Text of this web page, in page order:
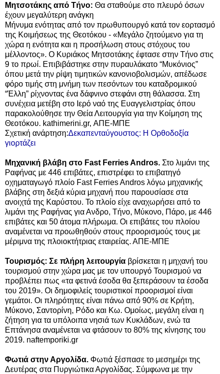
Μητσοτάκης από Τήνο: Θα σταθούμε στο πλευρό όσων
έχουν μεγαλύτερη ανάγκη
Μήνυμα ενότητας από τον πρωθυπουργό κατά τον εορτασμό
της Κοιμήσεως της Θεοτόκου - «Μεγάλο ζητούμενο για τη
χώρα η ενότητα και η προσήλωση στους στόχους του
μέλλοντος». Ο Κυριάκος Μητσοτάκης έφτασε στην Τήνο στις
9 το πρωί. Επιβιβάστηκε στην πυραυλάκατο “Μυκόνιος”
όπου μετά την ρίψη τιμητικών κανονιοβολισμών, απέδωσε
φόρο τιμής στη μνήμη των πεσόντων του καταδρομικού
“Έλλη” ρίχνοντας ένα δάφνινο στεφάνι στη θάλασσα. Στη
συνέχεια μετέβη στο Ιερό ναό της Ευαγγελιστρίας όπου
παρακολούθησε την Θεία Λειτουργία για την Κοίμηση της
Θεοτόκου. kathimerini.gr, ΑΠΕ-ΜΠΕ
Σχετική ανάρτηση:Δεκαπενταύγουστος: Η Ορθοδοξία
γιορτάζει
Mηχανική βλάβη στο Fast Ferries Andros. Στο λιμάνι της
Ραφήνας με 446 επιβάτες, επιστρέφει το επιβατηγό
οχηματαγωγό πλοίο Fast Ferries Andros λόγω μηχανικής
βλάβης στη δεξιά κύρια μηχανή που παρουσίασε στα
ανοιχτά της Καρύστου. Το πλοίο είχε αναχωρήσει από το
λιμάνι της Ραφήνας για Ανδρο, Τήνο, Μύκονο, Πάρο, με 446
επιβάτες και 50 άτομα πλήρωμα. Οι επιβάτες του πλοίου
αναμένεται να προωθηθούν στους προορισμούς τους με
μέριμνα της πλοιοκτήτριας εταιρείας. ΑΠΕ-ΜΠΕ
Τουρισμός: Σε πλήρη λειτουργία βρίσκεται η μηχανή του
τουρισμού στην χώρα μας με τον υπουργό Τουρισμού να
προβλέπει πως «τα φετινά έσοδα θα ξεπεράσουν τα έσοδα
του 2019». Οι δημοφιλείς τουριστικοί προορισμοί είναι
γεμάτοι. Οι πληρότητες είναι πάνω από 90% σε Κρήτη,
Μύκονο, Σαντορίνη, Ρόδο και Κω. Ομοίως, μεγάλη είναι η
ζήτηση για τα υπόλοιπα νησιά των Κυκλάδων, ενώ τα
Επτάνησα αναμένεται να φτάσουν το 80% της κίνησης του
2019. naftemporiki.gr
Φωτιά στην Αργολίδα. Φωτιά ξέσπασε το μεσημέρι της
Δευτέρας στα Πυργιώτικα Αργολίδας. Σύμφωνα με την